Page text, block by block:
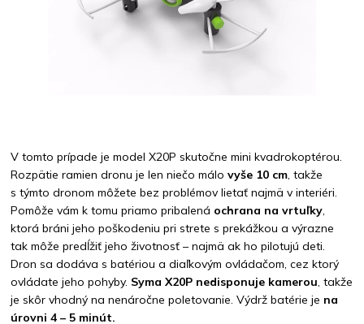
V tomto prípade je model X20P skutočne mini kvadrokoptérou.
Rozpätie ramien dronu je len niečo málo vyše 10 cm, takže
s týmto dronom môžete bez problémov lietať najmä v interiéri.
Pomôže vám k tomu priamo pribalená ochrana na vrtuľky,
ktorá bráni jeho poškodeniu pri strete s prekážkou a výrazne
tak môže predĺžiť jeho životnosť – najmä ak ho pilotujú deti.
Dron sa dodáva s batériou a diaľkovým ovládačom, cez ktorý
ovládate jeho pohyby. Syma X20P nedisponuje kamerou, takže
je skôr vhodný na nenáročne poletovanie. Výdrž batérie je na
úrovni 4 – 5 minút.